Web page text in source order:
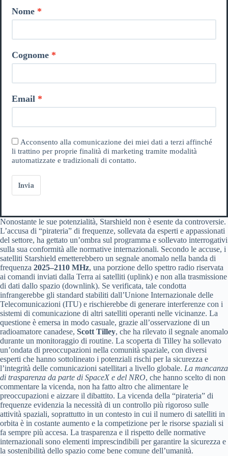
Nome
Cognome
Email
Acconsento alla comunicazione dei miei dati a terzi affinché
li trattino per proprie finalità di marketing tramite modalità
automatizzate e tradizionali di contatto.
Invia
Nonostante le sue potenzialità, Starshield non è esente da controversie.
L’accusa di “pirateria” di frequenze, sollevata da esperti e appassionati
del settore, ha gettato un’ombra sul programma e sollevato interrogativi
sulla sua conformità alle normative internazionali. Secondo le accuse, i
satelliti Starshield emetterebbero un segnale anomalo nella banda di
frequenza 2025–2110 MHz, una porzione dello spettro radio riservata
ai comandi inviati dalla Terra ai satelliti (uplink) e non alla trasmissione
di dati dallo spazio (downlink). Se verificata, tale condotta
infrangerebbe gli standard stabiliti dall’Unione Internazionale delle
Telecomunicazioni (ITU) e rischierebbe di generare interferenze con i
sistemi di comunicazione di altri satelliti operanti nelle vicinanze. La
questione è emersa in modo casuale, grazie all’osservazione di un
radioamatore canadese, Scott Tilley, che ha rilevato il segnale anomalo
durante un monitoraggio di routine. La scoperta di Tilley ha sollevato
un’ondata di preoccupazioni nella comunità spaziale, con diversi
esperti che hanno sottolineato i potenziali rischi per la sicurezza e
l’integrità delle comunicazioni satellitari a livello globale. La mancanza
di trasparenza da parte di SpaceX e del NRO, che hanno scelto di non
commentare la vicenda, non ha fatto altro che alimentare le
preoccupazioni e aizzare il dibattito. La vicenda della “pirateria” di
frequenze evidenzia la necessità di un controllo più rigoroso sulle
attività spaziali, soprattutto in un contesto in cui il numero di satelliti in
orbita è in costante aumento e la competizione per le risorse spaziali si
fa sempre più accesa. La trasparenza e il rispetto delle normative
internazionali sono elementi imprescindibili per garantire la sicurezza e
la sostenibilità dello spazio come bene comune dell’umanità.